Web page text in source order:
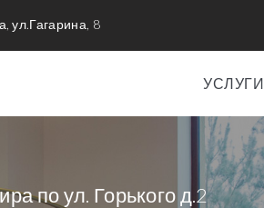
ул.Гагарина, 8
УСЛУГИ
по ул. Горького д.2